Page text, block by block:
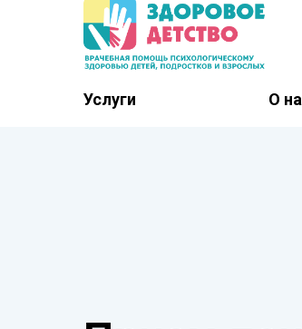
Услуги О